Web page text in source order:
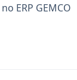
ERP GEMCO